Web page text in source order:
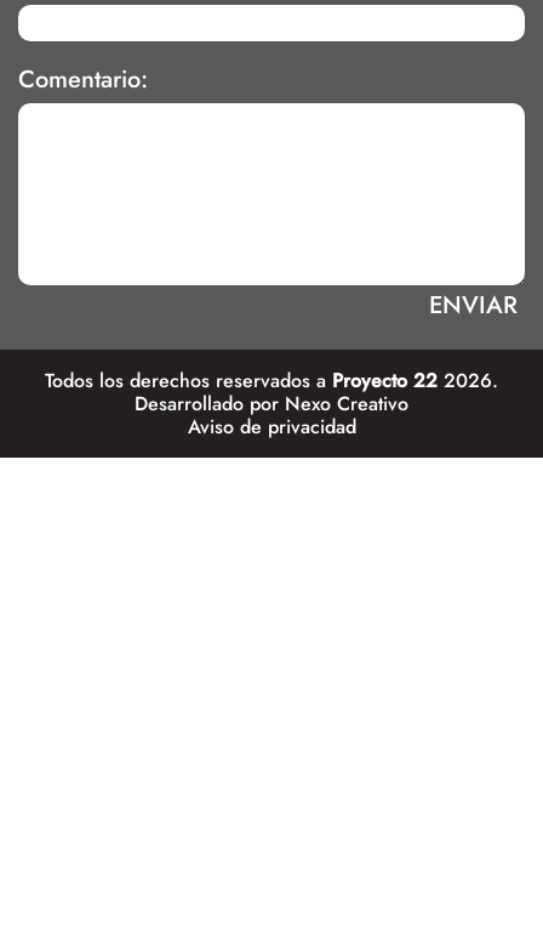
Comentario:
Todos los derechos reservados a Proyecto 22 2026.
Desarrollado por Nexo Creativo
Aviso de privacidad